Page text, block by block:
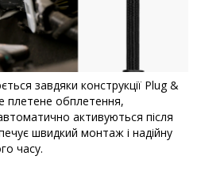
завдяки конструкції Plug &
плетене обплетення,
активуються після
швидкий монтаж і надійну
часу.